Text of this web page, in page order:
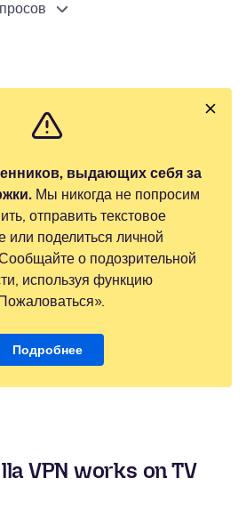
выдающих себя за
Мы никогда не попросим
отправить текстовое
или поделиться личной
о подозрительной
используя функцию
Подробнее
VPN works on TV